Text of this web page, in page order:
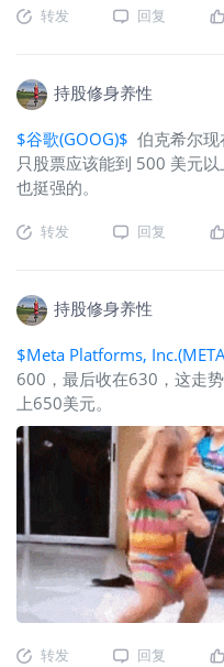
转发 回复
持股修身养性
$谷歌(GOOG)$ 伯克希尔
只股票应该能到 500 美元
也挺强的。
转发 回复
持股修身养性
$Meta Platforms,
600，最后收在630，这走
上650美元。
转发 回复